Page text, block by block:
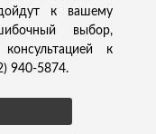
к вашему
выбор,
к
940-5874.